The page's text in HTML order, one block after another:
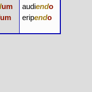
um
um
audiendo
eripendo